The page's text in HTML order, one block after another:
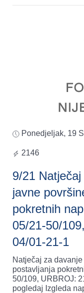
Ponedjeljak, 19
2146
9/21
javne površine u
pokretnih
05/21-50/109,
04/01-21-1
Natječaj za
postavljanja
50/109, URBROJ: 2198/24-
pogledaj Izgleda